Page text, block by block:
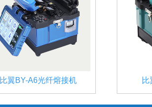
比翼BY-A6光纤熔接机 比